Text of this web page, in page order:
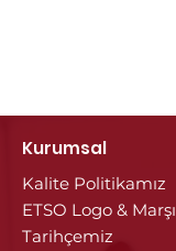
Kurumsal
Kalite Politikamız
ETSO Logo & Marşı
Tarihçemiz